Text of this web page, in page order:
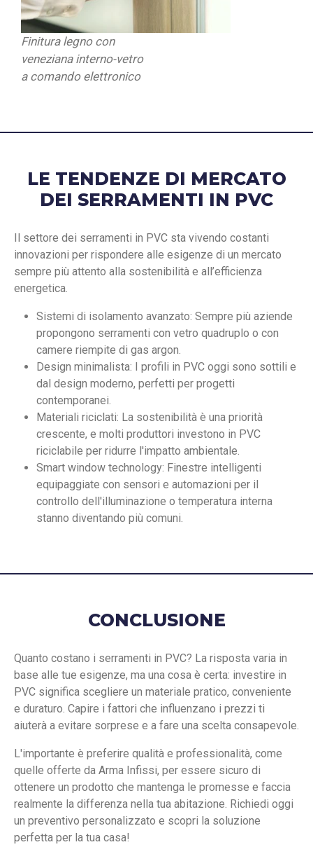
Finitura legno con
veneziana interno-vetro
a comando elettronico
LE TENDENZE DI MERCATO
DEI SERRAMENTI IN PVC
Il settore dei serramenti in PVC sta vivendo costanti
innovazioni per rispondere alle esigenze di un mercato
sempre più attento alla sostenibilità e all’efficienza
energetica.
Sistemi di isolamento avanzato: Sempre più aziende
propongono serramenti con vetro quadruplo o con
camere riempite di gas argon.
Design minimalista: I profili in PVC oggi sono sottili e
dal design moderno, perfetti per progetti
contemporanei.
Materiali riciclati: La sostenibilità è una priorità
crescente, e molti produttori investono in PVC
riciclabile per ridurre l'impatto ambientale.
Smart window technology: Finestre intelligenti
equipaggiate con sensori e automazioni per il
controllo dell'illuminazione o temperatura interna
stanno diventando più comuni.
CONCLUSIONE
Quanto costano i serramenti in PVC? La risposta varia in
base alle tue esigenze, ma una cosa è certa: investire in
PVC significa scegliere un materiale pratico, conveniente
e duraturo. Capire i fattori che influenzano i prezzi ti
aiuterà a evitare sorprese e a fare una scelta consapevole.
L'importante è preferire qualità e professionalità, come
quelle offerte da Arma Infissi, per essere sicuro di
ottenere un prodotto che mantenga le promesse e faccia
realmente la differenza nella tua abitazione. Richiedi oggi
un preventivo personalizzato e scopri la soluzione
perfetta per la tua casa!